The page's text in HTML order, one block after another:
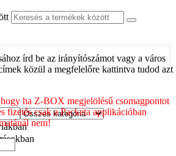
írd be az irányítószámot vagy a város
közül a megfelelőre kattintva tudod azt
ha Z-BOX megjelölésű csomagpontot
fizetés csak a Packeta applikációban
nem!